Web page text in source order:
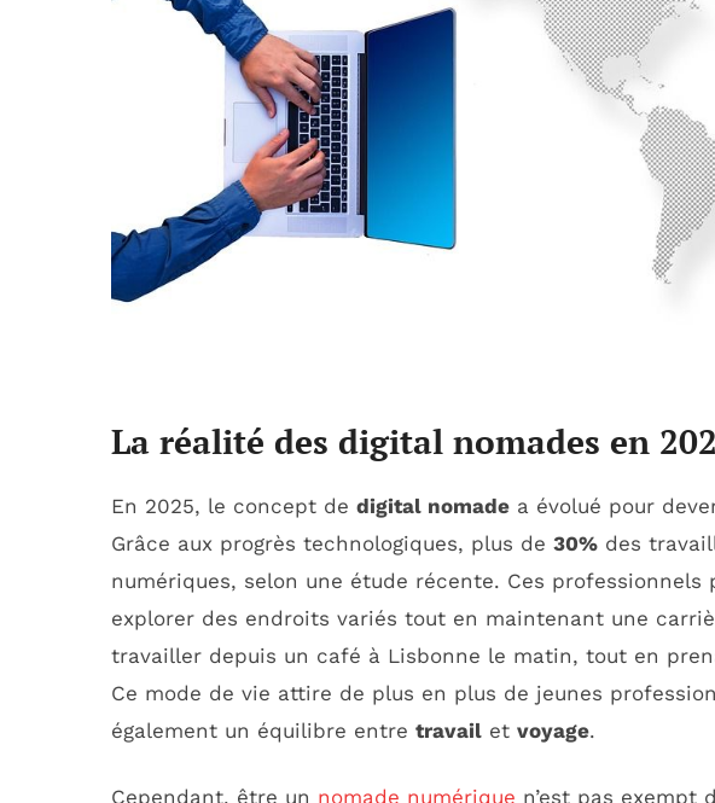
La réalité des digital nomades en
En 2025, le concept de digital nomade a évolué pour
Grâce aux progrès technologiques, plus de 30% des
numériques, selon une étude récente. Ces
explorer des endroits variés tout en maintenant une
travailler depuis un café à Lisbonne le matin, tout en
Ce mode de vie attire de plus en plus de jeunes
également un équilibre entre travail et voyage.
Cependant, être un nomade numérique n’est pas exempt